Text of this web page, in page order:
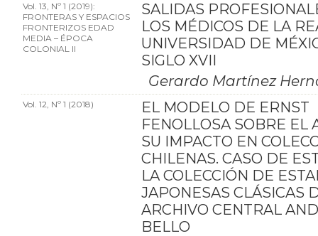
Vol. 13, Nº 1 (2019):
FRONTERAS Y ESPACIOS
FRONTERIZOS EDAD
MEDIA – ÉPOCA
COLONIAL II
SALIDAS
LOS MÉDICOS DE LA
UNIVERSIDAD DE
SIGLO XVII
Gerardo Martínez
Vol. 12, Nº 1 (2018)
EL MODELO DE ERNST
FENOLLOSA SOBRE EL
SU IMPACTO EN
CHILENAS. CASO DE
LA COLECCIÓN DE
JAPONESAS CLÁSICAS
ARCHIVO CENTRAL
BELLO